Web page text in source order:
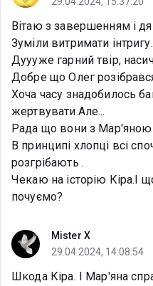
Вітаю з завершенням і
Зуміли витримати інтригу.
Дуууже гарний твір,
Добре що Олег
Хоча часу знадобилось
жертвувати.Але...
Рада що вони з Мар'яною
В принципі хлопці всі
розгрібають .
Чекаю на історію Кіра.І
почуємо?
Mister X
29.04.2024, 14:08:54
Шкода Кіра. І Мар'яна